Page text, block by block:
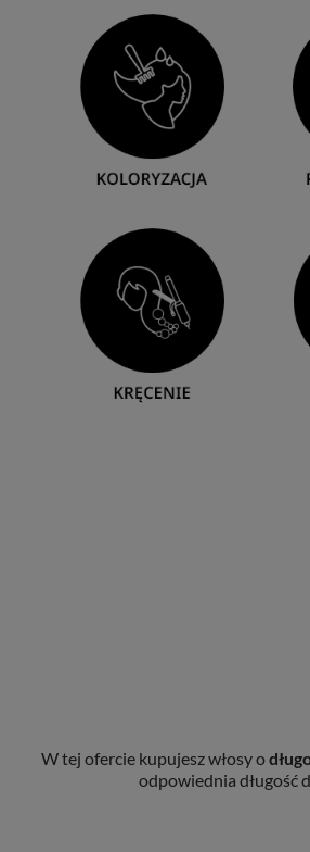
W tej ofercie kupujesz włosy o
odpowiednia długość